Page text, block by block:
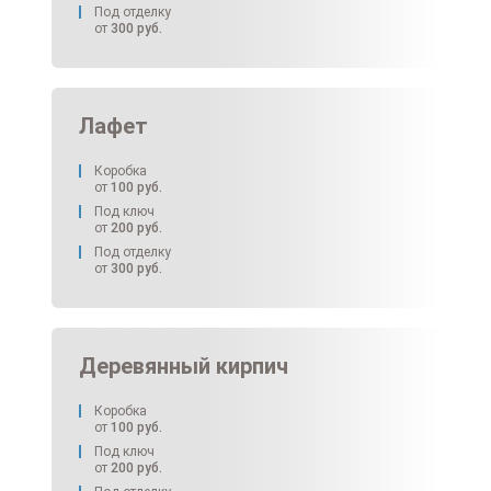
Под отделку
от 300 руб.
Лафет
Коробка
от 100 руб.
Под ключ
от 200 руб.
Под отделку
от 300 руб.
Деревянный кирпич
Коробка
от 100 руб.
Под ключ
от 200 руб.